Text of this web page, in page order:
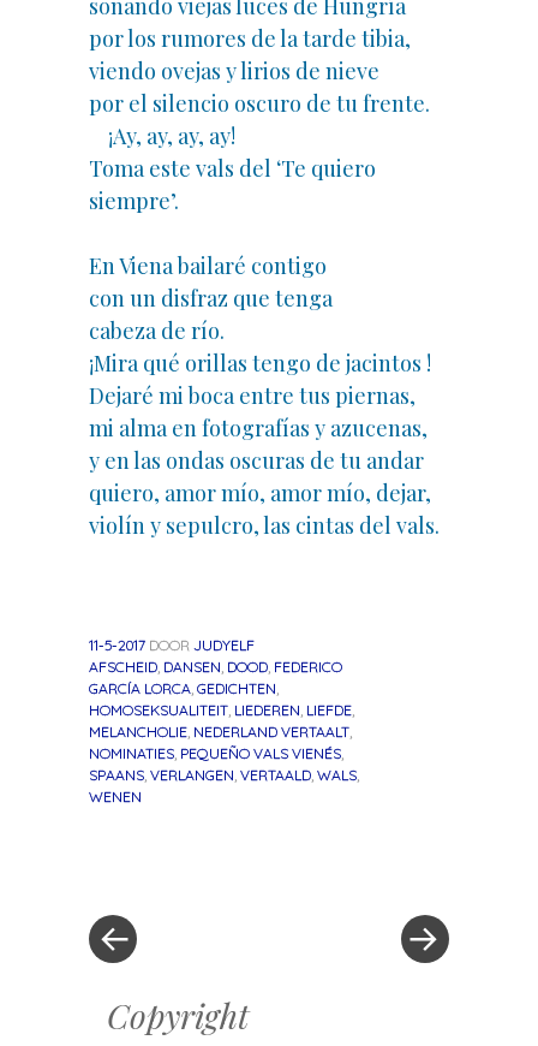
soñando viejas luces de Hungría
por los rumores de la tarde tibia,
viendo ovejas y lirios de nieve
por el silencio oscuro de tu frente.
¡Ay, ay, ay, ay!
Toma este vals del ‘Te quiero
siempre’.
En Viena bailaré contigo
con un disfraz que tenga
cabeza de río.
¡Mira qué orillas tengo de jacintos !
Dejaré mi boca entre tus piernas,
mi alma en fotografías y azucenas,
y en las ondas oscuras de tu andar
quiero, amor mío, amor mío, dejar,
violín y sepulcro, las cintas del vals.
11-5-2017 DOOR JUDYELF
AFSCHEID DANSEN DOOD FEDERICO
GARCÍA LORCA GEDICHTEN
HOMOSEKSUALITEIT LIEDEREN LIEFDE
MELANCHOLIE NEDERLAND VERTAALT
NOMINATIES PEQUEÑO VALS VIENÉS
SPAANS VERLANGEN VERTAALD WALS
WENEN
Copyright